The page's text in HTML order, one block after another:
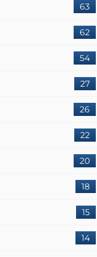
63
62
54
27
26
22
20
18
15
14